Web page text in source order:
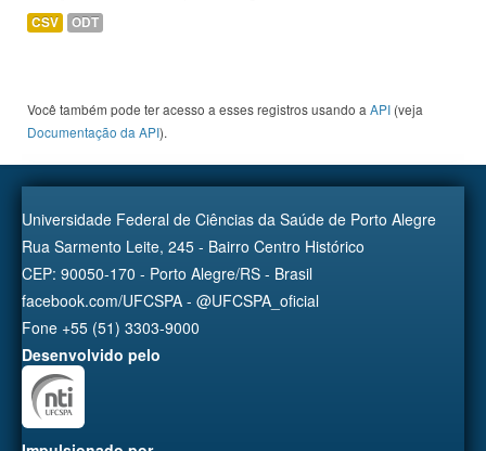
CSV ODT
Você também pode ter acesso a esses registros usando a API (veja
Documentação da API).
Universidade Federal de Ciências da Saúde de Porto Alegre
Rua Sarmento Leite, 245 - Bairro Centro Histórico
CEP: 90050-170 - Porto Alegre/RS - Brasil
facebook.com/UFCSPA - @UFCSPA_oficial
Fone +55 (51) 3303-9000
Desenvolvido pelo